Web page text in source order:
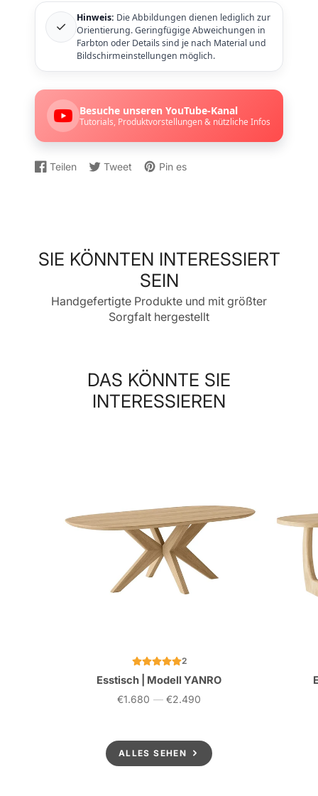
✓
Hinweis: Die Abbildungen dienen lediglich zur
Orientierung. Geringfügige Abweichungen in
Farbton oder Details sind je nach Material und
Bildschirmeinstellungen möglich.
Besuche unseren YouTube-Kanal
Tutorials, Produktvorstellungen & nützliche Infos
Teilen
Auf
Wird
Tweet
Auf
Wird
geöffnet.
Pin es
Auf
Wird
SIE KÖNNTEN INTERESSIERT
SEIN
Handgefertigte Produkte und mit größter
Sorgfalt hergestellt
DAS KÖNNTE SIE
INTERESSIEREN
2
Esstisch | Modell YANRO
Preis
€1.680 — €2.490
ALLES SEHEN